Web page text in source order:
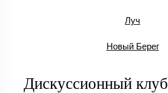
Луч
Новый Берег
Дискуссионный клуб